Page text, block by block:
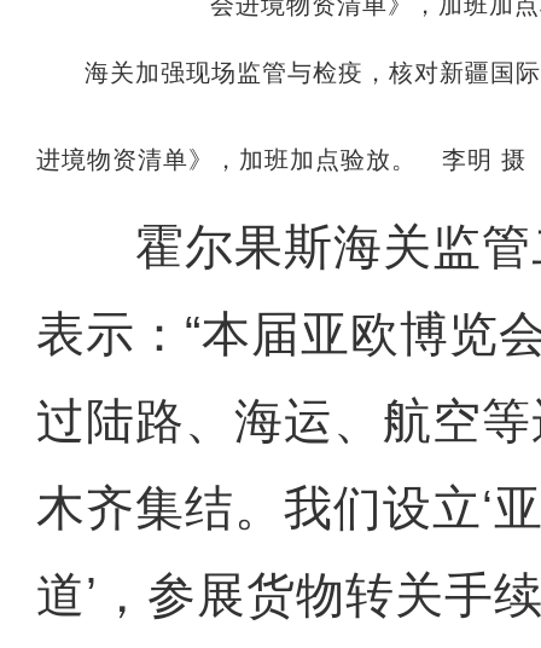
海关加强现场监管与检疫，核对新疆国
进境物资清单》，加班加点验放。 李明 摄
霍尔果斯海关监管
表示：“本届亚欧博览
过陆路、海运、航空
木齐集结。我们设立‘
道’，参展货物转关手